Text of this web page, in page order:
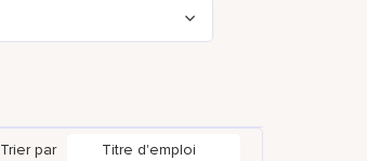
Trier par Titre d'emploi